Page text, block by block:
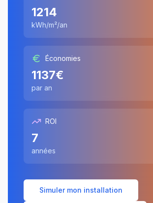
1214
kWh/m²/an
Économies
1137€
par an
ROI
7
années
Simuler mon installation